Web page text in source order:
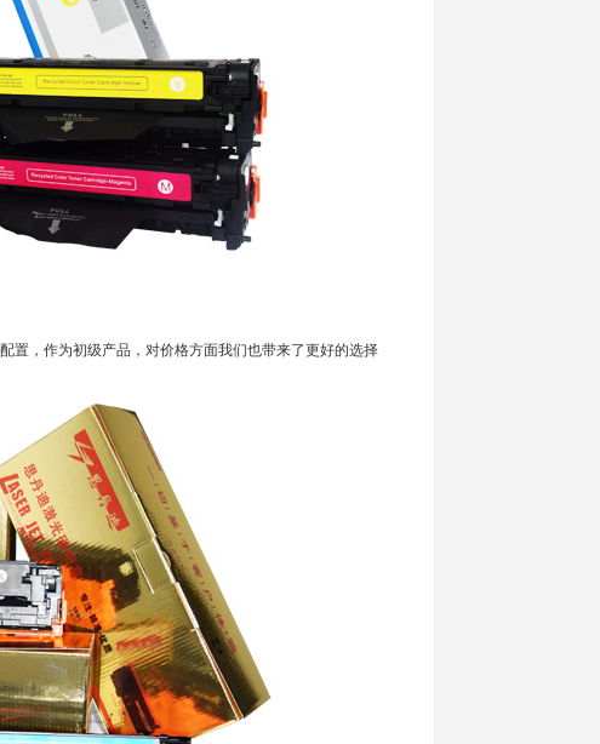
置，作为初级产品，对价格方面我们也带来了更好的选择